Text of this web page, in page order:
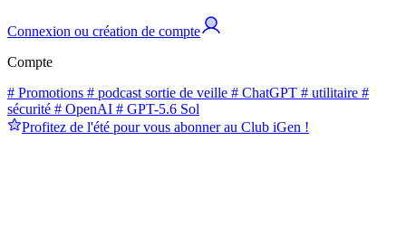
Connexion ou création de compte
Compte
# Promotions # podcast sortie de veille # ChatGPT # utilitaire #
sécurité # OpenAI # GPT-5.6 Sol
Profitez de l'été pour vous abonner au Club iGen !